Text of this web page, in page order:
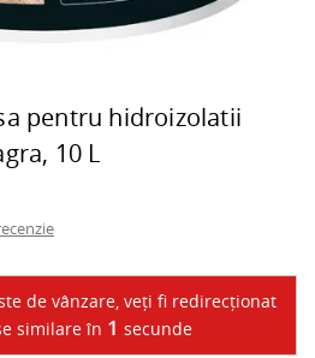
pentru hidroizolatii
10 L
de vânzare, veți fi redirecționat
similare în 1 secunde